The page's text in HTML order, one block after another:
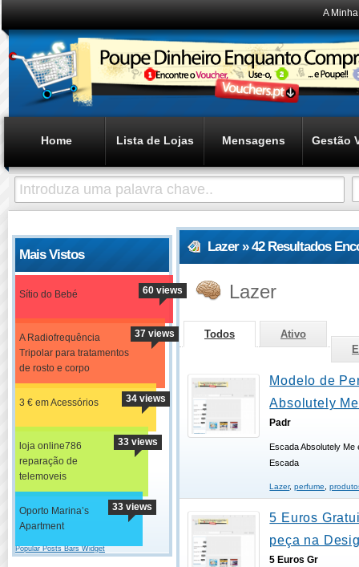
A
Home Lista de Lojas Mensagens Gestão
Mais Vistos
Sítio do Bebé 60 views
A Radiofrequência
Tripolar para tratamentos
de rosto e corpo
37 views
3 € em Acessórios 34 views
loja online786
reparação de
telemoveis
33 views
Oporto Marina’s
Apartment
33 views
Popular Posts Bars Widget
Lazer » 42 Resultados
Lazer
Todos
Ativo
Modelo de
Absolutely
Padr
Escada Absolutely
Escada
Lazer,perfume,
5 Euros
peça na
5 Euros Gr